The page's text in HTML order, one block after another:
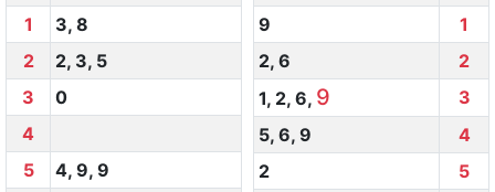
1
3, 8
2
2, 3, 5
3
0
4
5
4, 9, 9
9
1
2, 6
2
1, 2, 6, 9
3
5, 6, 9
4
2
5